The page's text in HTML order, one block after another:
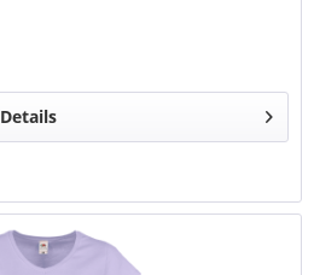
Details